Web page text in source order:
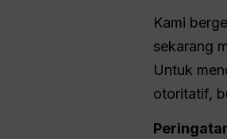
Kami
sekarang
Untuk
otoritatif,